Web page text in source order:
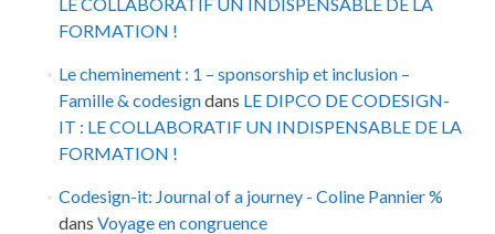
FORMATION !
Le cheminement : 1 – sponsorship et inclusion –
Famille & codesigndans LE DIPCO DE CODESIGN-
IT : LE COLLABORATIF UN INDISPENSABLE DE LA
FORMATION !
Codesign-it: Journal of a journey - Coline Pannier %
dans Voyage en congruence